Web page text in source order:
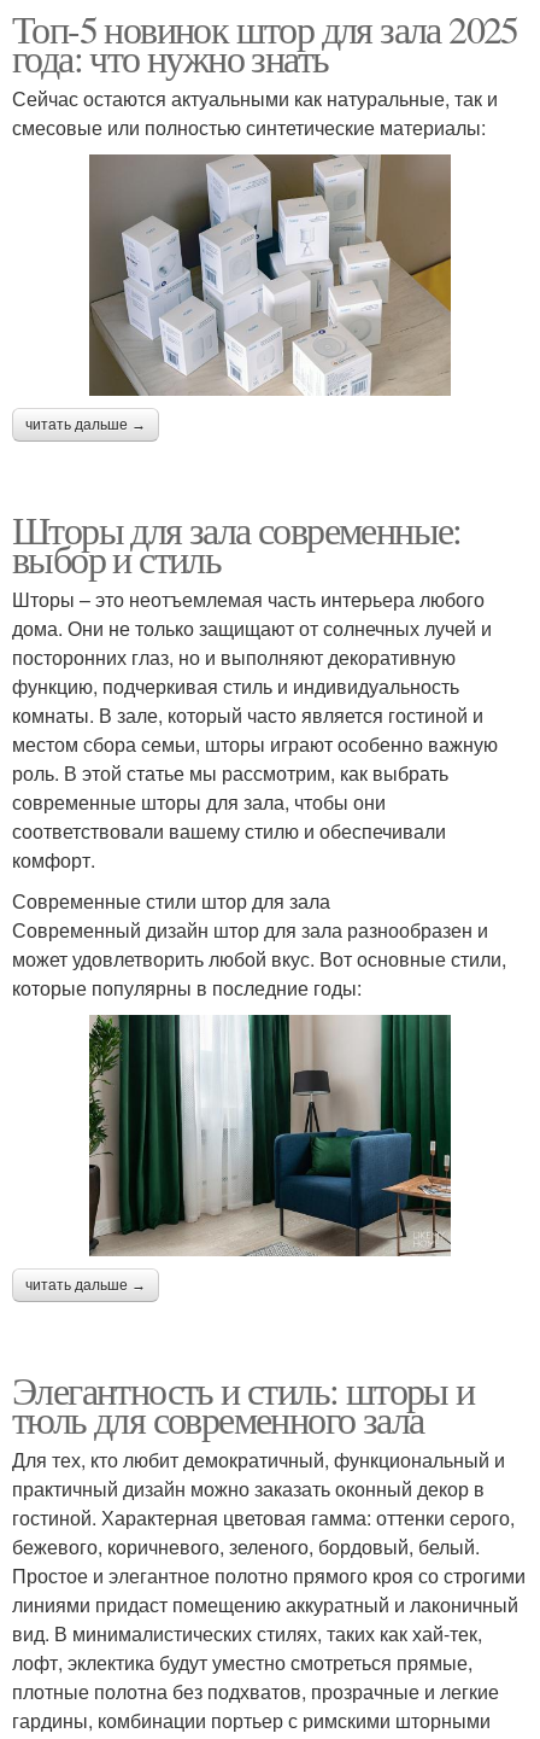
Топ-5 новинок штор для зала 2025
года: что нужно знать
Сейчас остаются актуальными как натуральные, так и
смесовые или полностью синтетические материалы:
читать дальше →
Шторы для зала современные:
выбор и стиль
Шторы – это неотъемлемая часть интерьера любого
дома. Они не только защищают от солнечных лучей и
посторонних глаз, но и выполняют декоративную
функцию, подчеркивая стиль и индивидуальность
комнаты. В зале, который часто является гостиной и
местом сбора семьи, шторы играют особенно важную
роль. В этой статье мы рассмотрим, как выбрать
современные шторы для зала, чтобы они
соответствовали вашему стилю и обеспечивали
комфорт.
Современные стили штор для зала
Современный дизайн штор для зала разнообразен и
может удовлетворить любой вкус. Вот основные стили,
которые популярны в последние годы:
читать дальше →
Элегантность и стиль: шторы и
тюль для современного зала
Для тех, кто любит демократичный, функциональный и
практичный дизайн можно заказать оконный декор в
гостиной. Характерная цветовая гамма: оттенки серого,
бежевого, коричневого, зеленого, бордовый, белый.
Простое и элегантное полотно прямого кроя со строгими
линиями придаст помещению аккуратный и лаконичный
вид. В минималистических стилях, таких как хай-тек,
лофт, эклектика будут уместно смотреться прямые,
плотные полотна без подхватов, прозрачные и легкие
гардины, комбинации портьер с римскими шторными